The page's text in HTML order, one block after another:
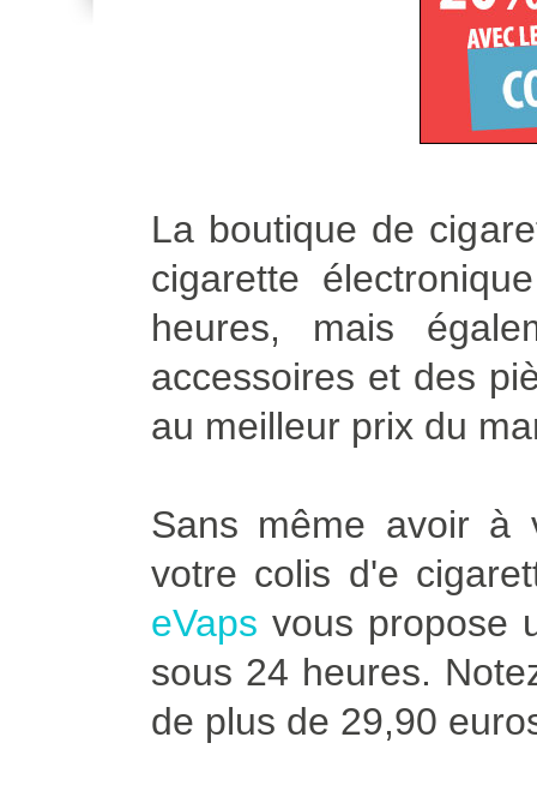
La boutique de
cigarette
heures, mais
accessoires et des
au meilleur prix du
Sans même avoir à
votre colis d'e
eVaps vous propose
sous 24 heures.
de plus de 29,90